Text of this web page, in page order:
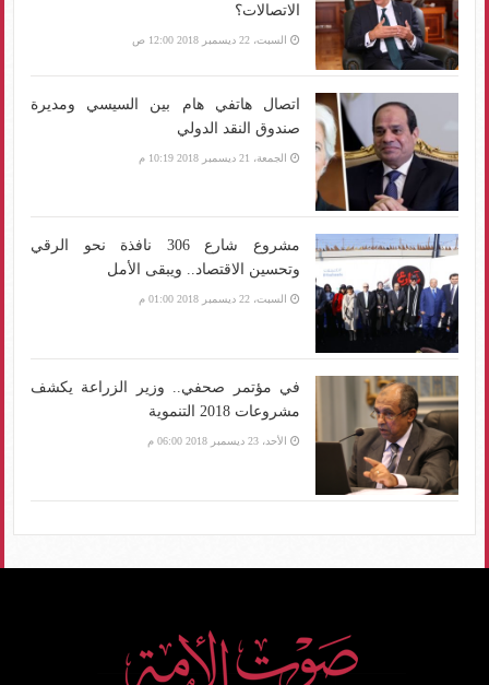
الاتصالات؟
السبت، 22 ديسمبر 2018 12:00 ص
اتصال هاتفي هام بين السيسي ومديرة
صندوق النقد الدولي
الجمعة، 21 ديسمبر 2018 10:19 م
مشروع شارع 306 نافذة نحو الرقي
وتحسين الاقتصاد.. ويبقى الأمل
السبت، 22 ديسمبر 2018 01:00 م
في مؤتمر صحفي.. وزير الزراعة يكشف
مشروعات 2018 التنموية
الأحد، 23 ديسمبر 2018 06:00 م